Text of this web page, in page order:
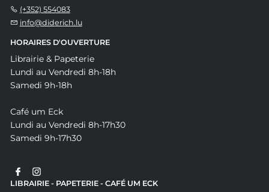
(+352) 554083
info@diderich.lu
HORAIRES D'OUVERTURE
Librairie & Papeterie
Lundi au Vendredi 8h-18h
Samedi 9h-18h
Café um Eck
Lundi au Vendredi 8h-17h30
Samedi 9h-17h30
LIBRAIRIE - PAPETERIE - CAFÉ UM ECK